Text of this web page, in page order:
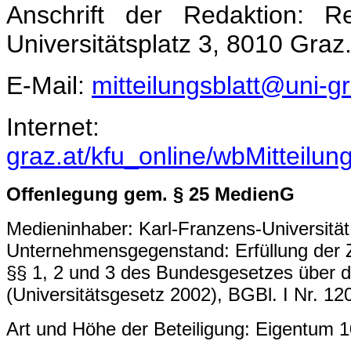
Anschrift der Redaktion:
Universitätsplatz 3, 8010 Graz.
E-Mail: mitteilungsblatt@uni-
graz.at/kfu_online/
Offenlegung gem. § 25 MedienG
Medieninhaber: Karl-Franzens-
Unternehmensgegenstand: Erfüllung
§§ 1, 2 und 3 des Bundesgesetzes über
(Universitätsgesetz 2002), BGBl. I Nr.
Art und Höhe der Beteiligung: Eigentum